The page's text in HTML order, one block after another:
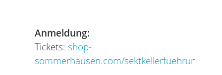
Anmeldung:
Tickets: shop-
sommerhausen.com/sektkellerfuehrung